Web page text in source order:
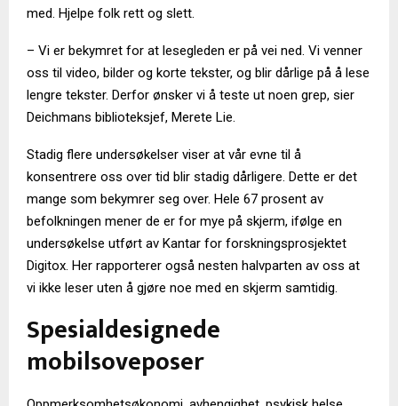
med. Hjelpe folk rett og slett.
– Vi er bekymret for at lesegleden er på vei ned. Vi venner
oss til video, bilder og korte tekster, og blir dårlige på å lese
lengre tekster. Derfor ønsker vi å teste ut noen grep, sier
Deichmans biblioteksjef, Merete Lie.
Stadig flere undersøkelser viser at vår evne til å
konsentrere oss over tid blir stadig dårligere. Dette er det
mange som bekymrer seg over. Hele 67 prosent av
befolkningen mener de er for mye på skjerm, ifølge en
undersøkelse utført av Kantar for forskningsprosjektet
Digitox. Her rapporterer også nesten halvparten av oss at
vi ikke leser uten å gjøre noe med en skjerm samtidig.
Spesialdesignede
mobilsoveposer